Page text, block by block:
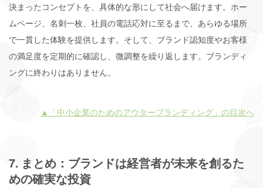
決まったコンセプトを、具体的な形にして社会へ届けます。ホー
ムページ、名刺一枚、社員の電話応対に至るまで、あらゆる場所
で一貫した体験を提供します。そして、ブランド認知度やお客様
の満足度を定期的に確認し、微調整を繰り返します。ブランディ
ングに終わりはありません。
▲「中小企業のためのアウターブランディング」の目次へ
7. まとめ：ブランドは経営者が未来を創るた
めの確実な投資